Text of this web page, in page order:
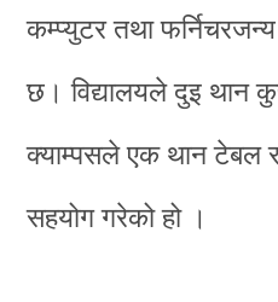
कम्प्युटर तथा
छ। विद्यालयले दुइ थान
क्याम्पसले एक थान टेबल
सहयोग गरेको हो ।